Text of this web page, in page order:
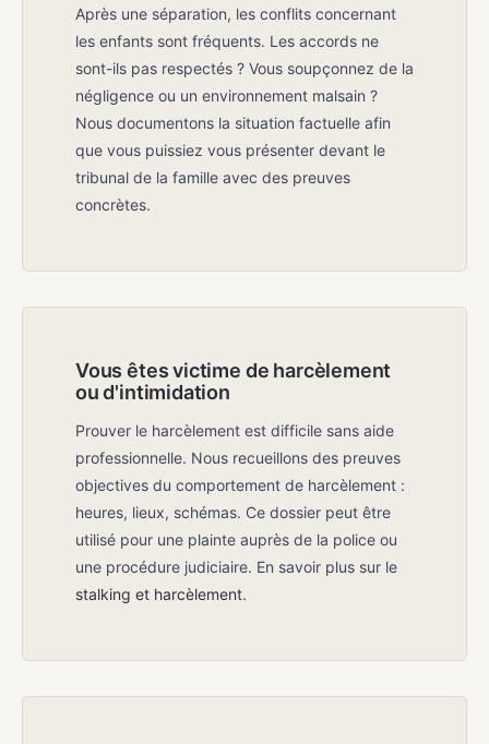
Après une séparation, les conflits concernant
les enfants sont fréquents. Les accords ne
sont-ils pas respectés ? Vous soupçonnez de la
négligence ou un environnement malsain ?
Nous documentons la situation factuelle afin
que vous puissiez vous présenter devant le
tribunal de la famille avec des preuves
concrètes.
Vous êtes victime de harcèlement
ou d'intimidation
Prouver le harcèlement est difficile sans aide
professionnelle. Nous recueillons des preuves
objectives du comportement de harcèlement :
heures, lieux, schémas. Ce dossier peut être
utilisé pour une plainte auprès de la police ou
une procédure judiciaire. En savoir plus sur le
stalking et harcèlement.